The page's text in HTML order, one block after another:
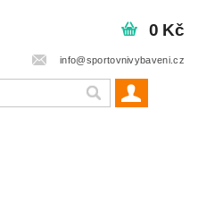
info@sportovnivybaveni.cz
0 Kč